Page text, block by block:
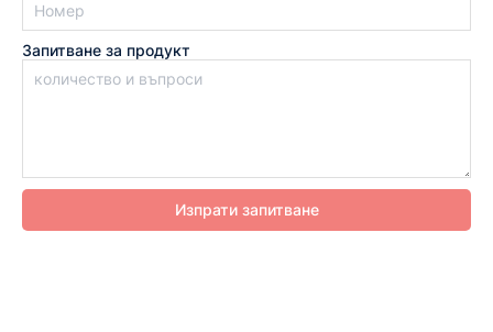
Запитване за продукт
Изпрати запитване